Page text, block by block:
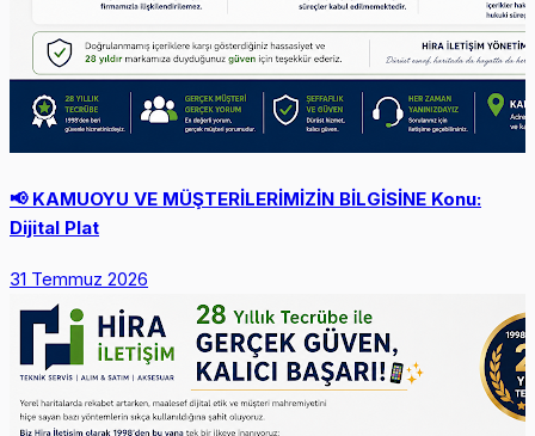
📢 KAMUOYU VE MÜŞTERİLERİMİZİN BİLGİSİNE Konu:
Dijital Plat
31 Temmuz 2026